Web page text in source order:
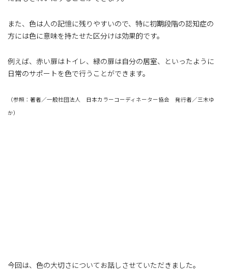
また、色は人の記憶に残りやすいので、特に初期段階の認知症の
方には色に意味を持たせた区分けは効果的です。
例えば、赤い扉はトイレ、緑の扉は自分の居室、といったように
日常のサポートを色で行うことができます。
（参照：著者／一般社団法人 日本カラーコーディネーター協会 発行者／三木ゆ
か）
今回は、色の大切さについてお話しさせていただきました。